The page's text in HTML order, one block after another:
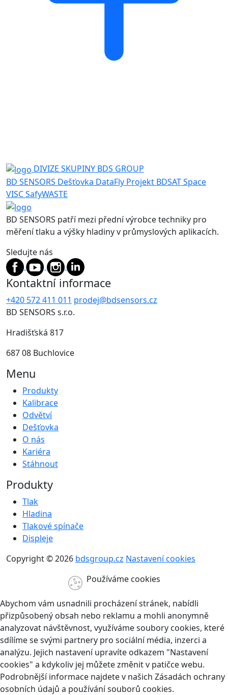
DIVIZE SKUPINY BDS GROUP
BD SENSORS Dešťovka DataFly Projekt BDSATSpace
VISCSafyWASTE
BD SENSORS patří mezi přední výrobce techniky pro
měření tlaku a výšky hladiny v průmyslových aplikacích.
Sledujte nás
Kontaktní informace
+420 572 411 011 prodej@bdsensors.cz
BD SENSORS s.r.o.
Hradišťská 817
687 08 Buchlovice
Menu
Produkty
Kalibrace
Odvětví
Dešťovka
O nás
Kariéra
Stáhnout
Produkty
Tlak
Hladina
Tlakové spínače
Displeje
Copyright © 2026 bdsgroup.cz Nastavení cookies
Používáme cookies
Abychom vám usnadnili procházení stránek, nabídli
přizpůsobený obsah nebo reklamu a mohli anonymně
analyzovat návštěvnost, využíváme soubory cookies, které
sdílíme se svými partnery pro sociální média, inzerci a
analýzu. Jejich nastavení upravíte odkazem "Nastavení
cookies" a kdykoliv jej můžete změnit v patičce webu.
Podrobnější informace najdete v našich Zásadách ochrany
osobních údajů a používání souborů cookies.